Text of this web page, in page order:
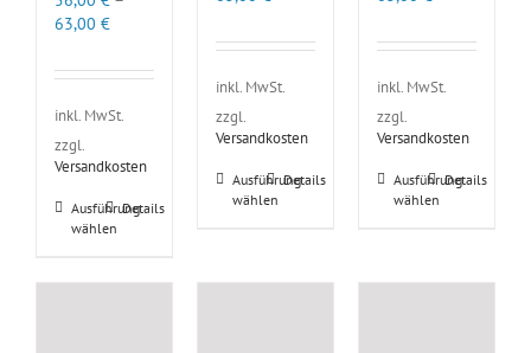
63,00 €
inkl. MwSt.
zzgl.
Versandkosten
Ausführung
wählen
Dieses
Produkt
mehrere
Details
inkl. MwSt.
zzgl.
Versandkosten
Ausführung
wählen
Dieses
Produkt
Details
inkl. MwSt.
zzgl.
Versandkosten
Ausführung
wählen
Dieses
Produkt
Details